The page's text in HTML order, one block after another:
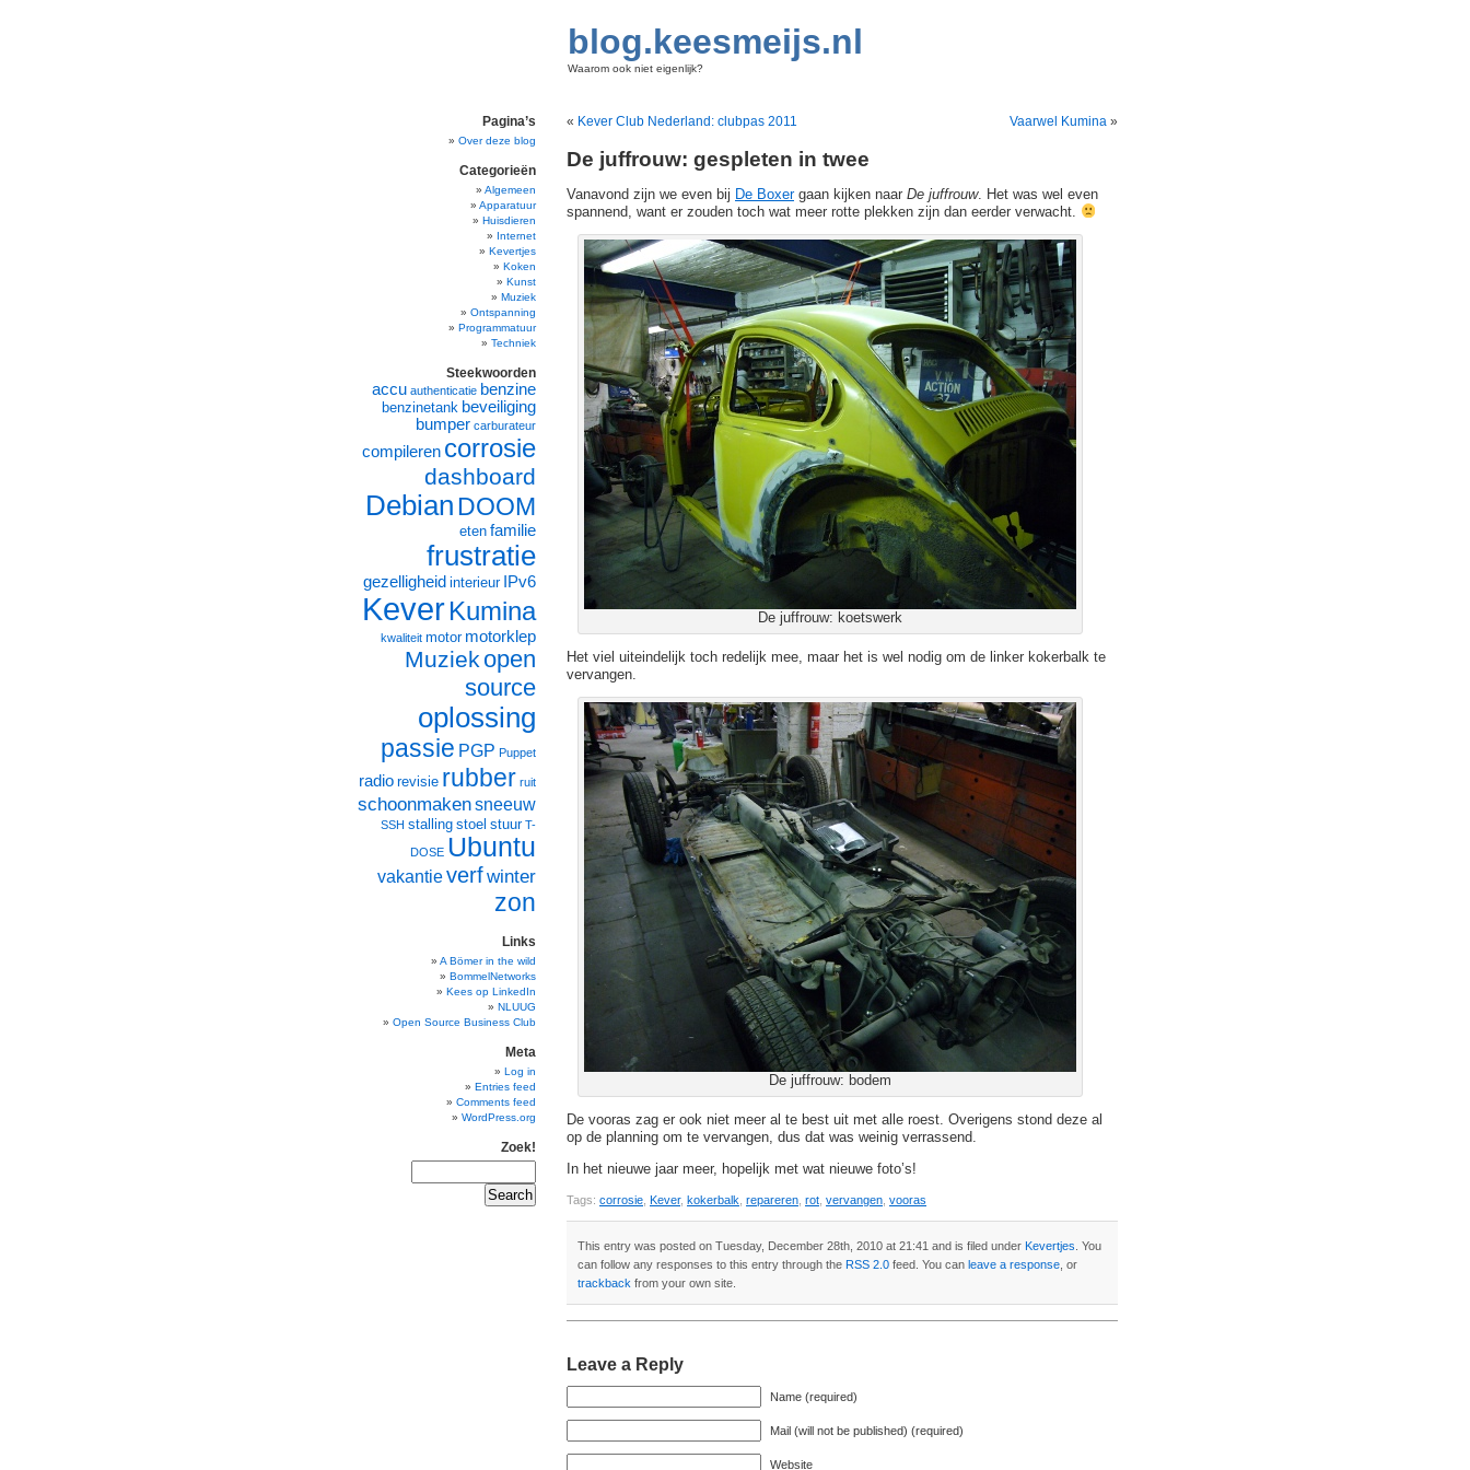
blog.keesmeijs.nl
Waarom ook niet eigenlijk?
« Kever Club Nederland: clubpas 2011 Vaarwel Kumina »
De juffrouw: gespleten in twee
Vanavond zijn we even bij De Boxergaan kijken naar De juffrouw. Het was wel even
spannend, want er zouden toch wat meer rotte plekken zijn dan eerder verwacht.
De juffrouw: koetswerk
Het viel uiteindelijk toch redelijk mee, maar het is wel nodig om de linker kokerbalk te
vervangen.
De juffrouw: bodem
De vooras zag er ook niet meer al te best uit met alle roest. Overigens stond deze al
op de planning om te vervangen, dus dat was weinig verrassend.
In het nieuwe jaar meer, hopelijk met wat nieuwe foto’s!
Tags: corrosie Kever, kokerbalk repareren rot vervangen vooras
This entry was posted on Tuesday, December 28th, 2010 at 21:41 and is filed under Kevertjes . You
can follow any responses to this entry through the RSS 2.0 feed. You can leave a response , or
trackback from your own site.
Leave a Reply
Name (required)
Mail (will not be published) (required)
Website
Pagina’s
Over deze blog
Categorieën
Algemeen
Apparatuur
Huisdieren
Internet
Kevertjes
Koken
Kunst
Muziek
Ontspanning
Programmatuur
Techniek
Steekwoorden
accu authenticatie benzine
benzinetank beveiliging
bumper carburateur
compileren corrosie
dashboard
DebianDOOM
eten familie
frustratie
gezelligheid interieur IPv6
KeverKumina
kwaliteit motor motorklep
Muziek open
source
oplossing
passie PGP Puppet
radio revisie rubber ruit
schoonmakensneeuw
SSH stalling stoel stuur T-
DOSE Ubuntu
vakantieverfwinter
zon
Links
A Bömer in the wild
BommelNetworks
Kees op LinkedIn
NLUUG
Open Source Business Club
Meta
Log in
Entries feed
Comments feed
WordPress.org
Zoek!